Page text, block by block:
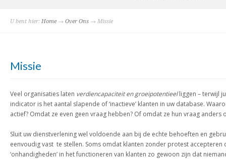
U bent hier: Home → Over Ons → Missie
Missie
Veel organisaties laten verdiencapaciteit en groeipotentieelliggen – terwijl
indicator is het aantal slapende of ‘inactieve’ klanten in uw database.
actief? Omdat ze even geen vraag hebben? Of omdat ze hun vraag anders
Sluit uw dienstverlening wel voldoende aan bij de echte behoeften en
eenvoudig vast te stellen. Soms omdat klanten zonder protest accepteren
‘onhandigheden’ in het functioneren van klanten zo gewoon zijn dat